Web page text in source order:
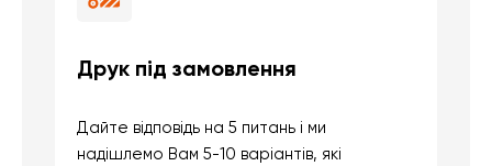
Друк під замовлення
Дайте відповідь на 5 питань і ми
надішлемо Вам 5-10 варіантів, які